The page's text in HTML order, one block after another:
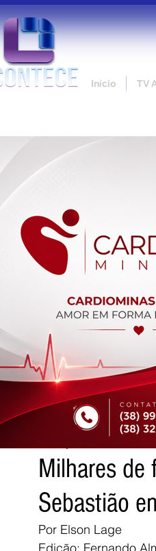
Início TV
Milhares de
Sebastião
Por Elson Lage